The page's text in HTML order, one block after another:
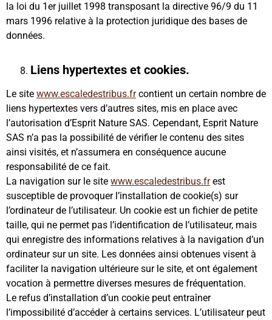
la loi du 1er juillet 1998 transposant la directive 96/9 du 11
mars 1996 relative à la protection juridique des bases de
données.
Liens hypertextes et cookies.
Le site www.escaledestribus.frcontient un certain nombre de
liens hypertextes vers d’autres sites, mis en place avec
l’autorisation d’Esprit Nature SAS. Cependant, Esprit Nature
SAS n’a pas la possibilité de vérifier le contenu des sites
ainsi visités, et n’assumera en conséquence aucune
responsabilité de ce fait.
La navigation sur le site www.escaledestribus.frest
susceptible de provoquer l’installation de cookie(s) sur
l’ordinateur de l’utilisateur. Un cookie est un fichier de petite
taille, qui ne permet pas l’identification de l’utilisateur, mais
qui enregistre des informations relatives à la navigation d’un
ordinateur sur un site. Les données ainsi obtenues visent à
faciliter la navigation ultérieure sur le site, et ont également
vocation à permettre diverses mesures de fréquentation.
Le refus d’installation d’un cookie peut entraîner
l’impossibilité d’accéder à certains services. L’utilisateur peut